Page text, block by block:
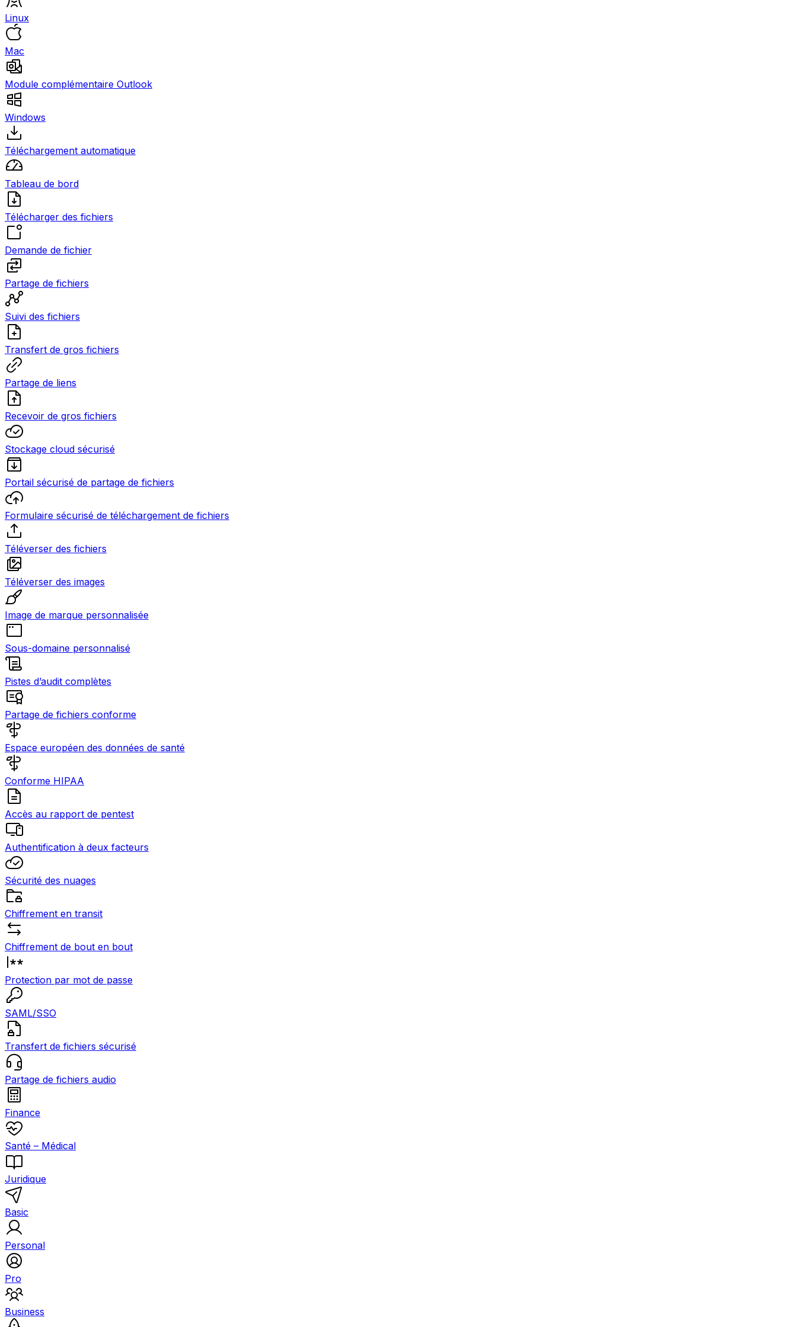
Linux
Mac
Module complémentaire Outlook
Windows
Téléchargement automatique
Tableau de bord
Télécharger des fichiers
Demande de fichier
Partage de fichiers
Suivi des fichiers
Transfert de gros fichiers
Partage de liens
Recevoir de gros fichiers
Stockage cloud sécurisé
Portail sécurisé de partage de fichiers
Formulaire sécurisé de téléchargement de fichiers
Téléverser des fichiers
Téléverser des images
Image de marque personnalisée
Sous-domaine personnalisé
Pistes d’audit complètes
Partage de fichiers conforme
Espace européen des données de santé
Conforme HIPAA
Accès au rapport de pentest
Authentification à deux facteurs
Sécurité des nuages
Chiffrement en transit
Chiffrement de bout en bout
Protection par mot de passe
SAML/SSO
Transfert de fichiers sécurisé
Partage de fichiers audio
Finance
Santé – Médical
Juridique
Basic
Personal
Pro
Business